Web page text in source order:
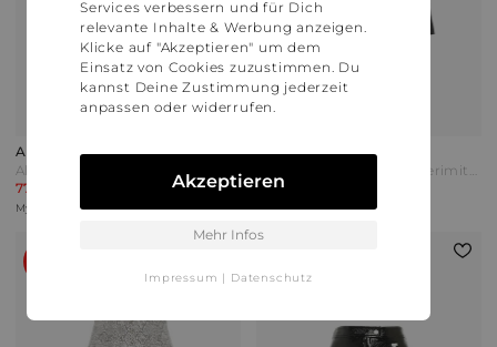
Alanui
774,00 €
Mytheresa | Versand: 0,00 €
Agolde
197,00 €
Mytheresa | Versand: 0,00 €
Services verbessern und für Dich
relevante Inhalte & Werbung anzeigen.
Klicke auf "Akzeptieren" um dem
Einsatz von Cookies zuzustimmen. Du
kannst Deine Zustimmung jederzeit
anpassen oder widerrufen.
Akzeptieren
Mehr Infos
Impressum | Datenschutz